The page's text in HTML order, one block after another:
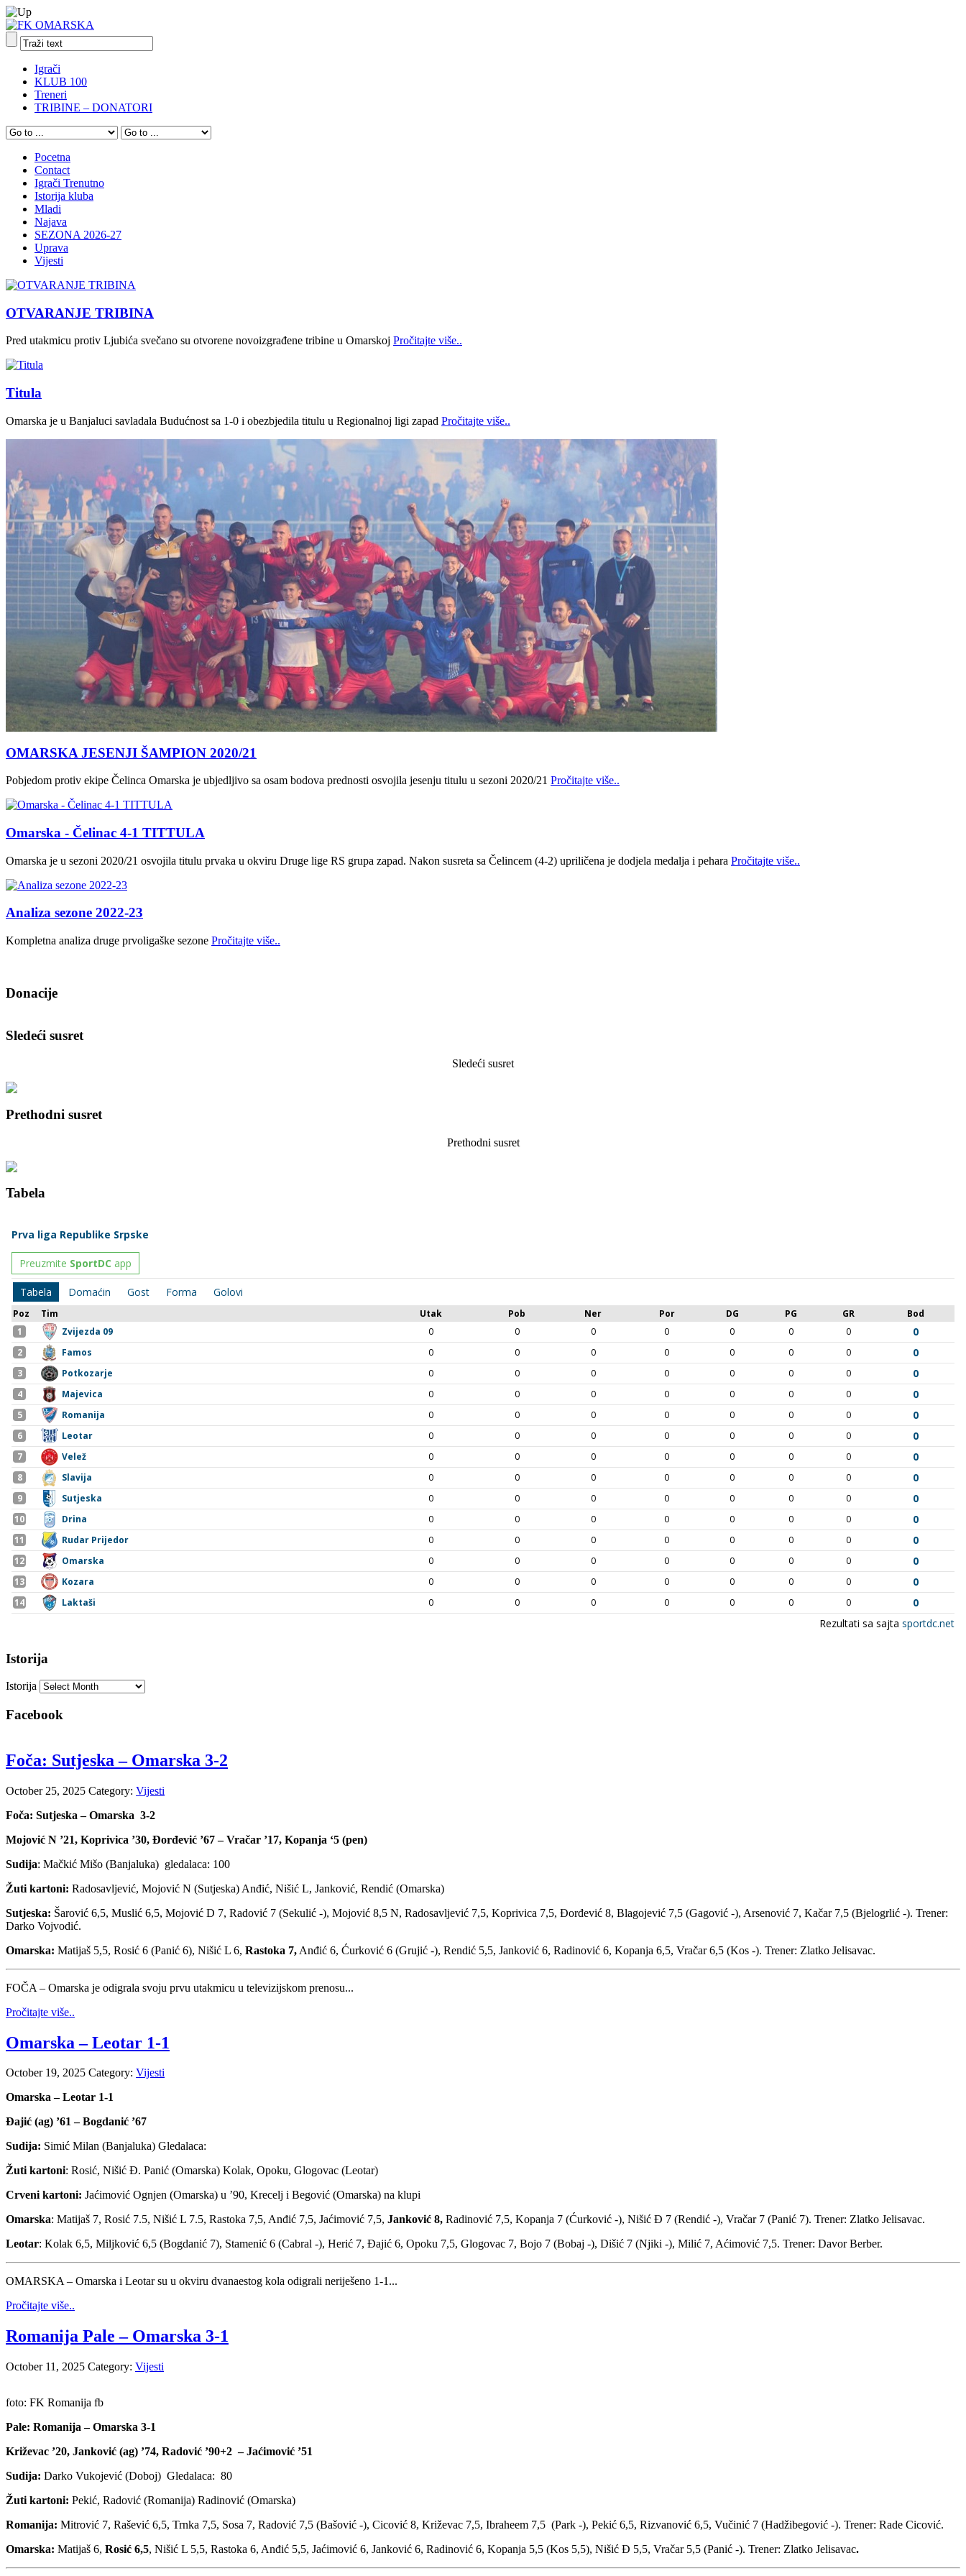
Igrači
KLUB 100
Treneri
TRIBINE – DONATORI
Pocetna
Contact
Igrači Trenutno
Istorija kluba
Mladi
Najava
SEZONA 2026-27
Uprava
Vijesti
OTVARANJE TRIBINA
Pred utakmicu protiv Ljubića svečano su otvorene novoizgrađene tribine u Omarskoj Pročitajte više..
Titula
Omarska je u Banjaluci savladala Budućnost sa 1-0 i obezbjedila titulu u Regionalnoj ligi zapad Pročitajte više..
OMARSKA JESENJI ŠAMPION 2020/21
Pobjedom protiv ekipe Čelinca Omarska je ubjedljivo sa osam bodova prednosti osvojila jesenju titulu u sezoni 2020/21 Pročitajte više..
Omarska - Čelinac 4-1 TITTULA
Omarska je u sezoni 2020/21 osvojila titulu prvaka u okviru Druge lige RS grupa zapad. Nakon susreta sa Čelincem (4-2) upriličena je dodjela medalja i pehara Pročitajte više..
Analiza sezone 2022-23
Kompletna analiza druge prvoligaške sezone Pročitajte više..
Donacije
Sledeći susret
Sledeći susret
Prethodni susret
Prethodni susret
Tabela
Istorija
Istorija
Facebook
Foča: Sutjeska – Omarska 3-2
October 25, 2025 Category: Vijesti
Foča: Sutjeska – Omarska 3-2
Mojović N ’21, Koprivica ’30, Đorđević ’67 – Vračar ’17, Kopanja ‘5 (pen)
Sudija: Mačkić Mišo (Banjaluka) gledalaca: 100
Žuti kartoni: Radosavljević, Mojović N (Sutjeska) Anđić, Nišić L, Janković, Rendić (Omarska)
Sutjeska: Šarović 6,5, Muslić 6,5, Mojović D 7, Radović 7 (Sekulić -), Mojović 8,5 N, Radosavljević 7,5, Koprivica 7,5, Đorđević 8, Blagojević 7,5 (Gagović -), Arsenović 7, Kačar 7,5 (Bjelogrlić -). Trener:
Darko Vojvodić.
Omarska: Matijaš 5,5, Rosić 6 (Panić 6), Nišić L 6, Rastoka 7, Anđić 6, Ćurković 6 (Grujić -), Rendić 5,5, Janković 6, Radinović 6, Kopanja 6,5, Vračar 6,5 (Kos -). Trener: Zlatko Jelisavac.
FOČA – Omarska je odigrala svoju prvu utakmicu u televizijskom prenosu...
Pročitajte više..
Omarska – Leotar 1-1
October 19, 2025 Category: Vijesti
Omarska – Leotar 1-1
Đajić (ag) ’61 – Bogdanić ’67
Sudija: Simić Milan (Banjaluka) Gledalaca:
Žuti kartoni: Rosić, Nišić Đ. Panić (Omarska) Kolak, Opoku, Glogovac (Leotar)
Crveni kartoni: Jaćimović Ognjen (Omarska) u ’90, Krecelj i Begović (Omarska) na klupi
Omarska: Matijaš 7, Rosić 7.5, Nišić L 7.5, Rastoka 7,5, Anđić 7,5, Jaćimović 7,5, Janković 8, Radinović 7,5, Kopanja 7 (Ćurković -), Nišić Đ 7 (Rendić -), Vračar 7 (Panić 7). Trener: Zlatko Jelisavac.
Leotar: Kolak 6,5, Miljković 6,5 (Bogdanić 7), Stamenić 6 (Cabral -), Herić 7, Đajić 6, Opoku 7,5, Glogovac 7, Bojo 7 (Bobaj -), Dišić 7 (Njiki -), Milić 7, Aćimović 7,5. Trener: Davor Berber.
OMARSKA – Omarska i Leotar su u okviru dvanaestog kola odigrali neriješeno 1-1...
Pročitajte više..
Romanija Pale – Omarska 3-1
October 11, 2025 Category: Vijesti
foto: FK Romanija fb
Pale: Romanija – Omarska 3-1
Križevac ’20, Janković (ag) ’74, Radović ’90+2 – Jaćimović ’51
Sudija: Darko Vukojević (Doboj) Gledalaca: 80
Žuti kartoni: Pekić, Radović (Romanija) Radinović (Omarska)
Romanija: Mitrović 7, Rašević 6,5, Trnka 7,5, Sosa 7, Radović 7,5 (Bašović -), Cicović 8, Križevac 7,5, Ibraheem 7,5 (Park -), Pekić 6,5, Rizvanović 6,5, Vučinić 7 (Hadžibegović -). Trener: Rade Cicović.
Omarska: Matijaš 6, Rosić 6,5, Nišić L 5,5, Rastoka 6, Anđić 5,5, Jaćimović 6, Janković 6, Radinović 6, Kopanja 5,5 (Kos 5,5), Nišić Đ 5,5, Vračar 5,5 (Panić -). Trener: Zlatko Jelisavac.